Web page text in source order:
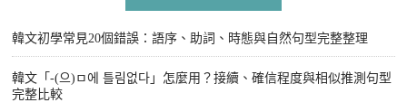
韓文初學常見20個錯誤：語序、助詞、時態與自然句型完整整理
韓文「-(으)ㅁ에 틀림없다」怎麼用？接續、確信程度與相似推測句型
完整比較